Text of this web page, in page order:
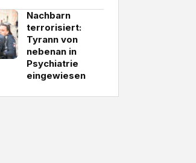
Nachbarn
terrorisiert:
Tyrann von
nebenan in
Psychiatrie
eingewiesen